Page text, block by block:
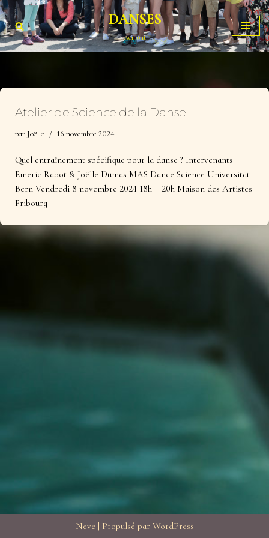
Aller
au
DANSES
Romont
Atelier de Science de la Danse
par Joëlle 16 novembre 2024
Quel entraînement spécifique pour la danse ? Intervenants
Emeric Rabot & Joëlle Dumas MAS Dance Science Universität
Bern Vendredi 8 novembre 2024 18h – 20h Maison des Artistes
Fribourg
Neve | Propulsé par WordPress